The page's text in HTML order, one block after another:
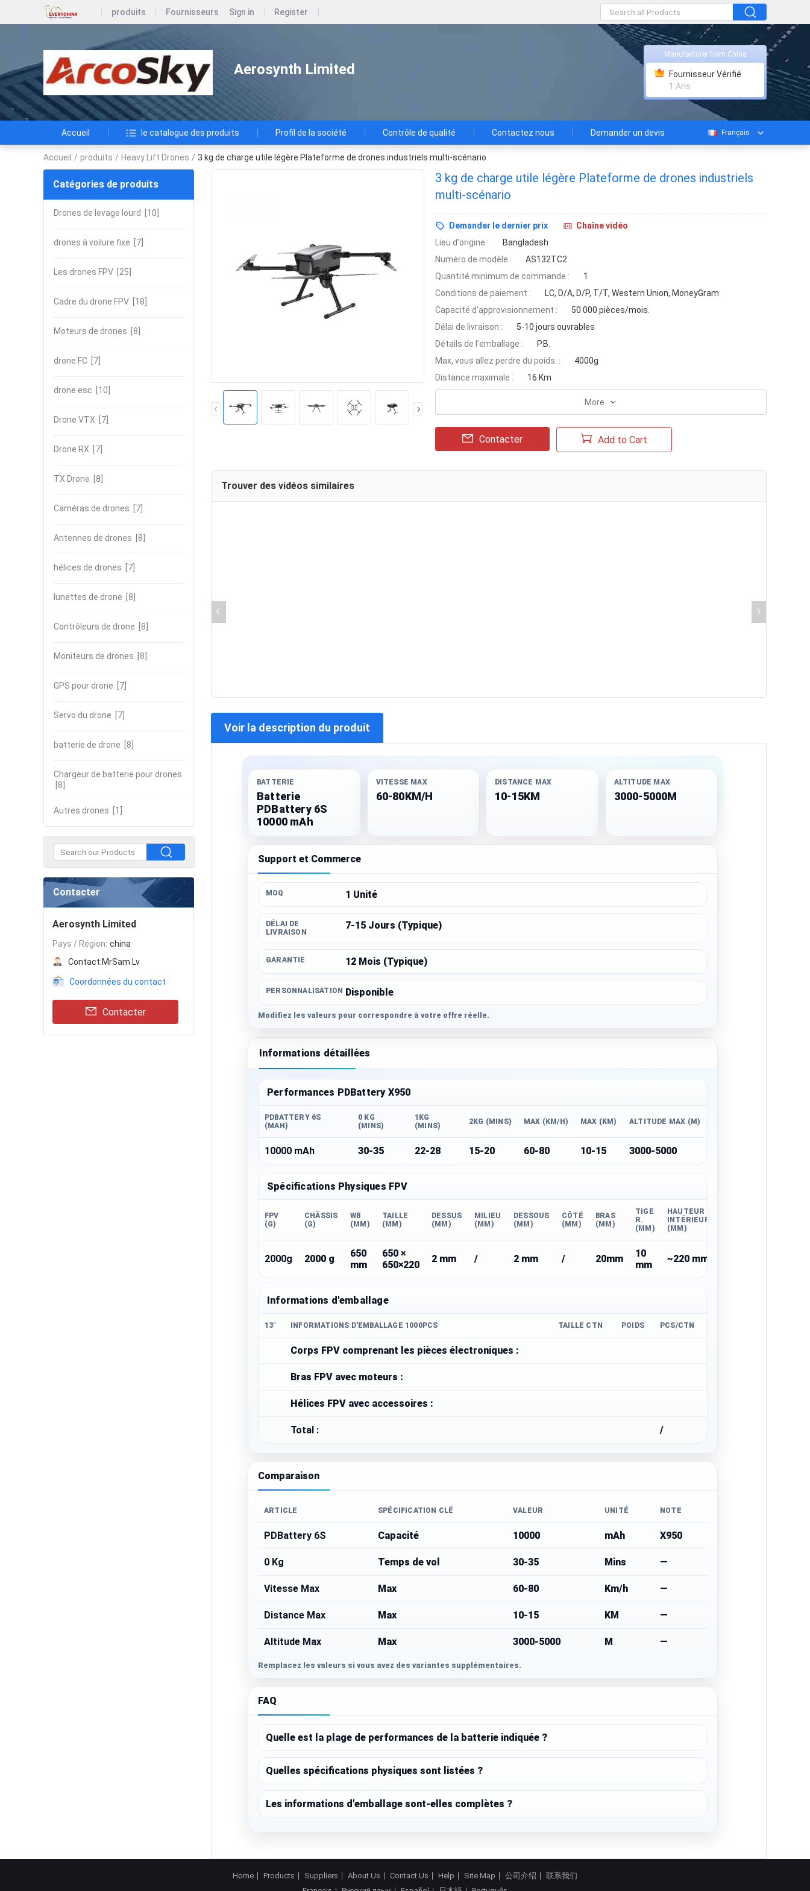
produits Fournisseurs Sign in Register
Aerosynth Limited
Manufacturer from China
Fournisseur Vérifié
1 Ans
Accueil le catalogue des produits Profil de la société Contrôle de qualité Contactez nous Demander un devis Français
Accueil / produits / Heavy Lift Drones / 3 kg de charge utile légère Plateforme de drones industriels multi-scénario
Catégories de produits
Drones de levage lourd [10]
drones à voilure fixe [7]
Les drones FPV [25]
Cadre du drone FPV [18]
Moteurs de drones [8]
drone FC [7]
drone esc [10]
Drone VTX [7]
Drone RX [7]
TX Drone [8]
Caméras de drones [7]
Antennes de drones [8]
hélices de drones [7]
lunettes de drone [8]
Contrôleurs de drone [8]
Moniteurs de drones [8]
GPS pour drone [7]
Servo du drone [7]
batterie de drone [8]
Chargeur de batterie pour drones
[8]
Autres drones [1]
Contacter
Aerosynth Limited
Pays / Région: china
Contact:MrSam Lv
Coordonnées du contact
Contacter
3 kg de charge utile légère Plateforme de drones industriels
multi-scénario
Demander le dernier prix
Chaîne vidéo
Lieu d'origine :
Bangladesh
Numéro de modèle :
AS132TC2
Quantité minimum de commande :
1
Conditions de paiement :
LC, D/A, D/P, T/T, Western Union, MoneyGram
Capacité d'approvisionnement :
50 000 pièces/mois.
Délai de livraison :
5-10 jours ouvrables
Détails de l'emballage :
P.B.
Max, vous allez perdre du poids. :
4000g
Distance maximale :
16 Km
More
Contacter Add to Cart
Trouver des vidéos similaires
Voir la description du produit
BATTERIE
Batterie
PDBattery 6S
10000 mAh
VITESSE MAX
60-80KM/H
DISTANCE MAX
10-15KM
ALTITUDE MAX
3000-5000M
Support et Commerce
MOQ 1 Unité
DÉLAI DE
LIVRAISON
7-15 Jours (Typique)
GARANTIE 12 Mois (Typique)
PERSONNALISATION Disponible
Modifiez les valeurs pour correspondre à votre offre réelle.
Informations détaillées
Performances PDBattery X950
PDBATTERY 6S
(MAH)
0 KG
(MINS)
1KG
(MINS)
2KG (MINS) MAX (KM/H) MAX (KM) ALTITUDE MAX (M)
10000 mAh 30-35 22-28 15-20 60-80 10-15 3000-5000
Spécifications Physiques FPV
FPV
(G)
CHÂSSIS
(G)
WB
(MM)
TAILLE
(MM)
DESSUS
(MM)
MILIEU
(MM)
DESSOUS
(MM)
CÔTÉ
(MM)
BRAS
(MM)
TIGE
R.
(MM)
HAUTEUR
INTÉRIEURE
(MM)
2000g 2000 g
650
mm
650 ×
650×220
2 mm / 2 mm / 20mm
10
mm
~220 mm
Informations d'emballage
13" INFORMATIONS D'EMBALLAGE 1000PCS TAILLE CTN POIDS PCS/CTN
Corps FPV comprenant les pièces électroniques :
Bras FPV avec moteurs :
Hélices FPV avec accessoires :
Total : /
Comparaison
ARTICLE SPÉCIFICATION CLÉ VALEUR UNITÉ NOTE
PDBattery 6S Capacité 10000 mAh X950
0 Kg Temps de vol 30-35 Mins —
Vitesse Max Max 60-80 Km/h —
Distance Max Max 10-15 KM —
Altitude Max Max 3000-5000 M —
Remplacez les valeurs si vous avez des variantes supplémentaires.
FAQ
Quelle est la plage de performances de la batterie indiquée ?
Quelles spécifications physiques sont listées ?
Les informations d'emballage sont-elles complètes ?
Home Products Suppliers About Us Contact Us Help Site Map 公司介绍
联系我们